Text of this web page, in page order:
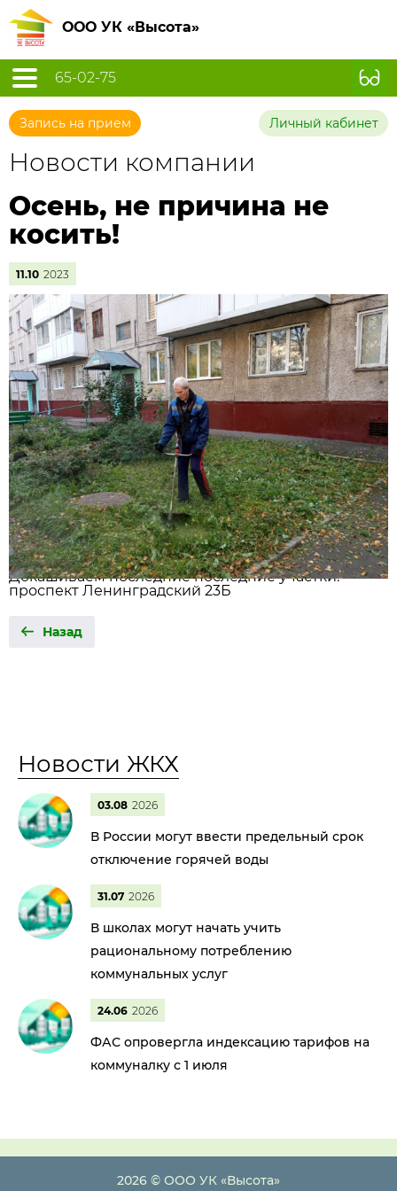
ООО УК «Высота»
65-02-75
Запись на прием Личный кабинет
Новости компании
Осень, не причина не
косить!
11.10 2023
Докашиваем последние последние участки.
проспект Ленинградский 23Б
Назад
Новости ЖКХ
03.08 2026
В России могут ввести предельный срок
отключение горячей воды
31.07 2026
В школах могут начать учить
рациональному потреблению
коммунальных услуг
24.06 2026
ФАС опровергла индексацию тарифов на
коммуналку с 1 июля
2026 © ООО УК «Высота»